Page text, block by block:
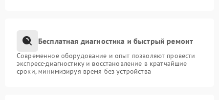
Бесплатная диагностика и быстрый ремонт
Современное оборудование и опыт позволяют провести
экспресс-диагностику и восстановление в кратчайшие
сроки, минимизируя время без устройства